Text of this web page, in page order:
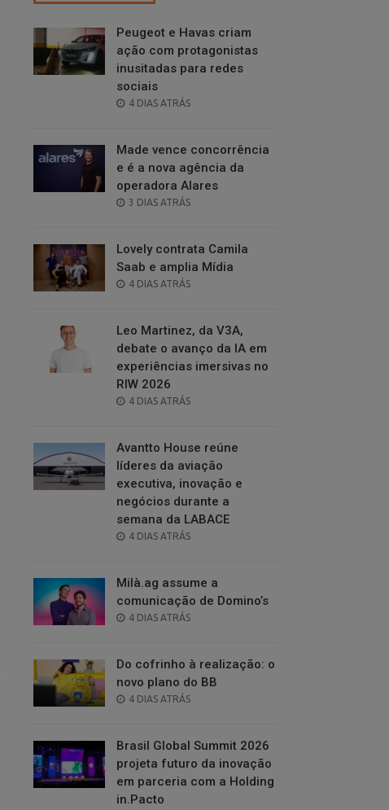
Peugeot e Havas criam
ação com protagonistas
inusitadas para redes
sociais
POSTED
4 DIAS ATRÁS
Made vence concorrência
e é a nova agência da
operadora Alares
POSTED
3 DIAS ATRÁS
Lovely contrata Camila
Saab e amplia Mídia
POSTED
4 DIAS ATRÁS
Leo Martinez, da V3A,
debate o avanço da IA em
experiências imersivas no
RIW 2026
POSTED
4 DIAS ATRÁS
Avantto House reúne
líderes da aviação
executiva, inovação e
negócios durante a
semana da LABACE
POSTED
4 DIAS ATRÁS
Milà.ag assume a
comunicação de Domino’s
POSTED
4 DIAS ATRÁS
Do cofrinho à realização: o
novo plano do BB
POSTED
4 DIAS ATRÁS
Brasil Global Summit 2026
projeta futuro da inovação
em parceria com a Holding
in.Pacto